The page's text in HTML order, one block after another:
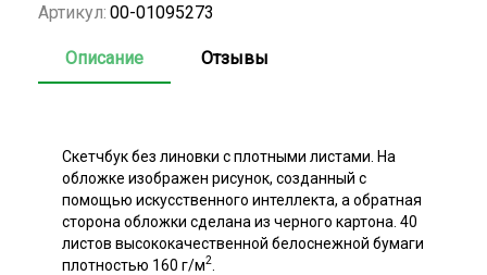
Артикул: 00-01095273
Описание Отзывы
Скетчбук без линовки с плотными листами. На
обложке изображен рисунок, созданный с
помощью искусственного интеллекта, а обратная
сторона обложки сделана из черного картона. 40
листов высококачественной белоснежной бумаги
плотностью 160 г/м2